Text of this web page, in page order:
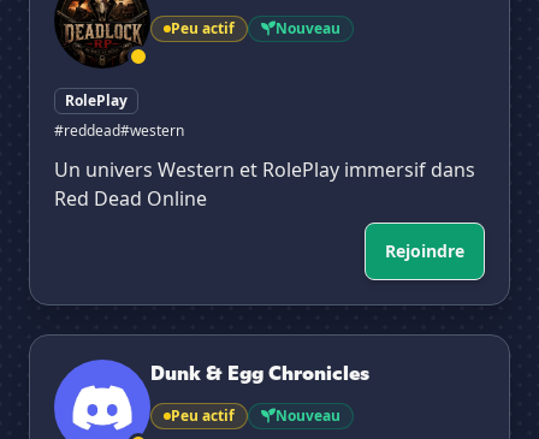
Peu actif Nouveau
RolePlay
#reddead#western
Un univers Western et RolePlay immersif dans
Red Dead Online
Rejoindre
Dunk & Egg Chronicles
Dunk & Egg Chronicles
Peu actif Nouveau